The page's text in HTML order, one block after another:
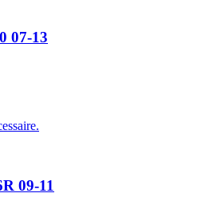
07-13
09-11